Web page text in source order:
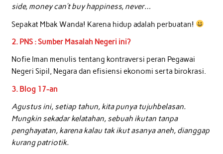
side, money can’t buy happiness, never…
Sepakat Mbak Wanda! Karena hidup adalah perbuatan!
2. PNS : Sumber Masalah Negeri ini?
Nofie Iman menulis tentang kontraversi peran Pegawai
Negeri Sipil, Negara dan efisiensi ekonomi serta birokrasi.
3. Blog 17-an
Agustus ini, setiap tahun, kita punya tujuhbelasan.
Mungkin sekadar kelatahan, sebuah ikutan tanpa
penghayatan, karena kalau tak ikut asanya aneh, dianggap
kurang patriotik.